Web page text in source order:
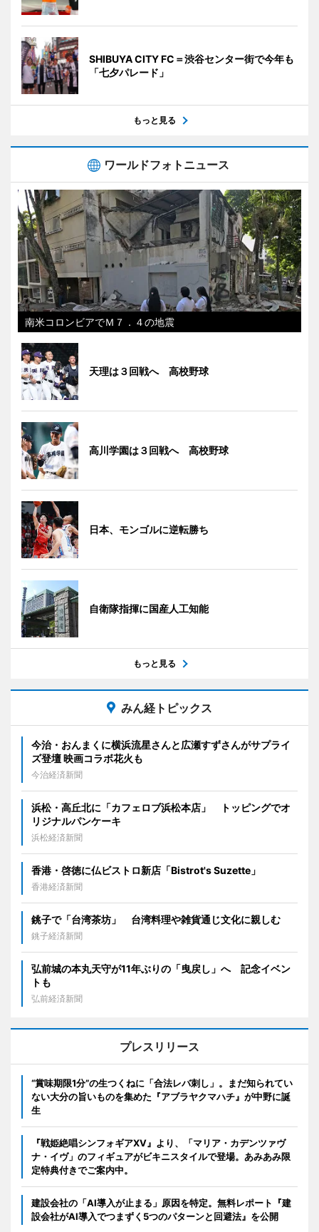
SHIBUYA CITY FC＝渋谷センター街で今年も
「七夕パレード」
もっと見る
ワールドフォトニュース
南米コロンビアでＭ７．４の地震
天理は３回戦へ 高校野球
高川学園は３回戦へ 高校野球
日本、モンゴルに逆転勝ち
自衛隊指揮に国産人工知能
もっと見る
みん経トピックス
今治・おんまくに横浜流星さんと広瀬すずさんがサプライ
ズ登壇 映画コラボ花火も
今治経済新聞
浜松・高丘北に「カフェロブ浜松本店」 トッピングでオ
リジナルパンケーキ
浜松経済新聞
香港・啓徳に仏ビストロ新店「Bistrot's Suzette」
香港経済新聞
銚子で「台湾茶坊」 台湾料理や雑貨通じ文化に親しむ
銚子経済新聞
弘前城の本丸天守が11年ぶりの「曳戻し」へ 記念イベン
トも
弘前経済新聞
プレスリリース
“賞味期限1分”の生つくねに「合法レバ刺し」。まだ知られてい
ない大分の旨いものを集めた『アブラヤクマハチ』が中野に誕
生
『戦姫絶唱シンフォギアXV』より、「マリア・カデンツァヴ
ナ・イヴ」のフィギュアがビキニスタイルで登場。あみあみ限
定特典付きでご案内中。
建設会社の「AI導入が止まる」原因を特定。無料レポート『建
設会社がAI導入でつまずく5つのパターンと回避法』を公開